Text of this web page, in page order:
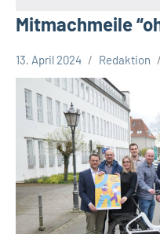
Mitmachmeile
Bielefeld
Veranstaltungen
13. April 2024 Redaktion